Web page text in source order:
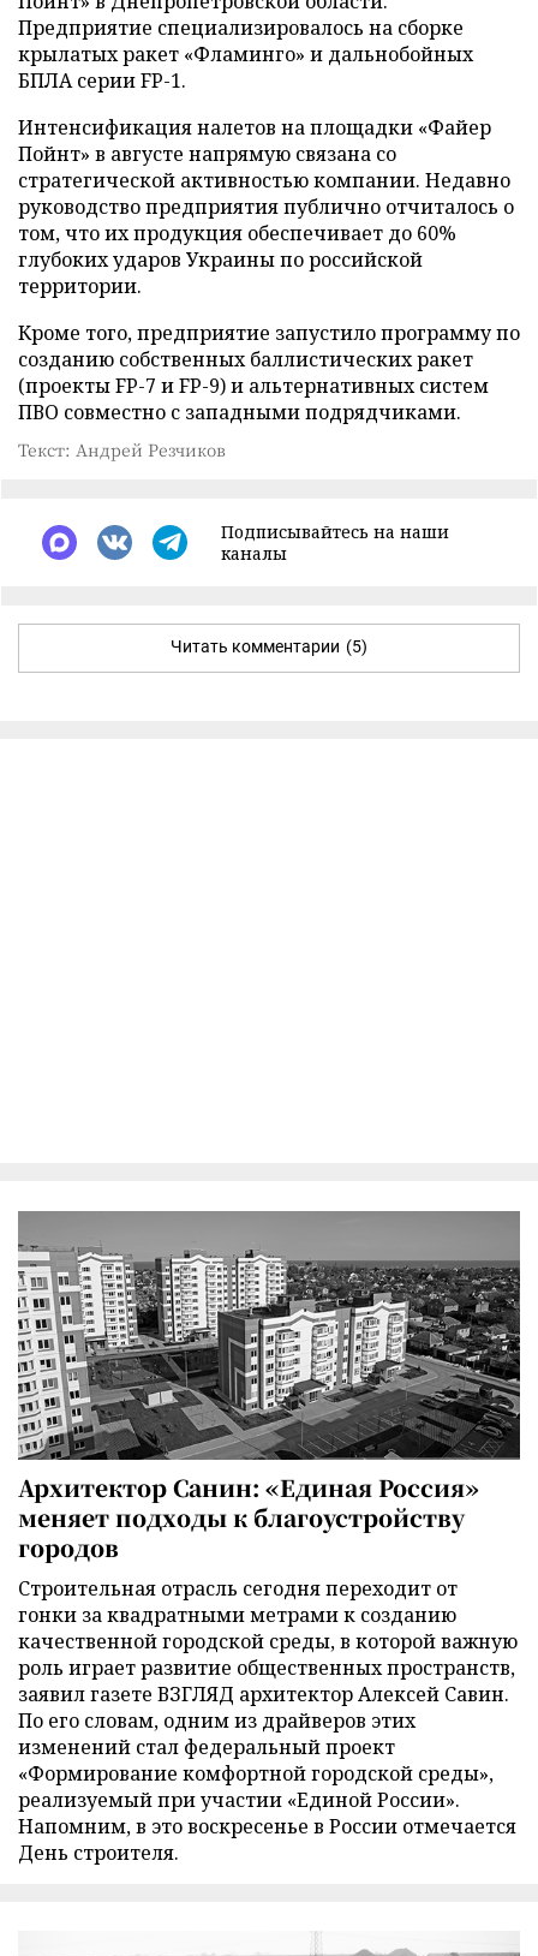
Предприятие специализировалось на сборке
крылатых ракет «Фламинго» и дальнобойных
БПЛА серии FP-1.
Интенсификация налетов на площадки «Файер
Пойнт» в августе напрямую связана со
стратегической активностью компании. Недавно
руководство предприятия публично отчиталось о
том, что их продукция обеспечивает до 60%
глубоких ударов Украины по российской
территории.
Кроме того, предприятие запустило программу по
созданию собственных баллистических ракет
(проекты FP-7 и FP-9) и альтернативных систем
ПВО совместно с западными подрядчиками.
Текст: Андрей Резчиков
Подписывайтесь на наши
каналы
Читать комментарии (5)
Архитектор Санин: «Единая Россия»
меняет подходы к благоустройству
городов
Строительная отрасль сегодня переходит от
гонки за квадратными метрами к созданию
качественной городской среды, в которой важную
роль играет развитие общественных пространств,
заявил газете ВЗГЛЯД архитектор Алексей Савин.
По его словам, одним из драйверов этих
изменений стал федеральный проект
«Формирование комфортной городской среды»,
реализуемый при участии «Единой России».
Напомним, в это воскресенье в России отмечается
День строителя.